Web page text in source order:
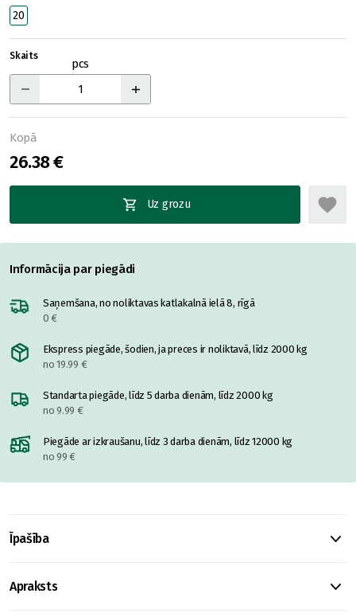
20
Skaits
pcs
Kopā
26.38 €
Uz grozu
Informācija par piegādi
Saņemšana, no noliktavas katlakalnā ielā 8, rīgā
0 €
Ekspress piegāde, šodien, ja preces ir noliktavā, līdz 2000 kg
no 19.99 €
Standarta piegāde, līdz 5 darba dienām, līdz 2000 kg
no 9.99 €
Piegāde ar izkraušanu, līdz 3 darba dienām, līdz 12000 kg
no 99 €
Īpašība
Apraksts